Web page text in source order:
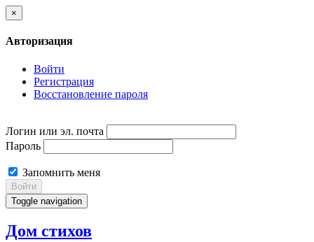
×
Авторизация
Войти
Регистрация
Восстановление пароля
Логин или эл. почта
Пароль
Запомнить меня
Войти
Toggle navigation
Дом стихов